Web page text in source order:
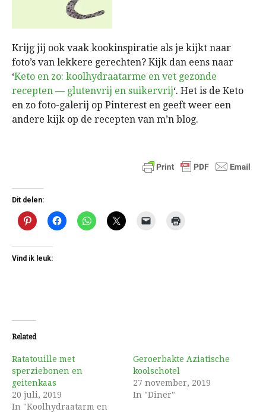
Krijg jij ook vaak kookinspiratie als je kijkt naar
foto’s van lekkere gerechten? Kijk dan eens naar
‘Keto en zo: koolhydraatarme en vet gezonde
recepten — glutenvrij en suikervrij‘. Het is de Keto
en zo foto-galerij op Pinterest en geeft weer een
andere kijk op de recepten van m’n blog.
Dit delen:
Vind ik leuk:
Related
Ratatouille met
sperziebonen en
geitenkaas
20 juli, 2019
In "Koolhydraatarm en
Geroerbakte Aziatische
koolschotel
27 november, 2019
In "Diner"